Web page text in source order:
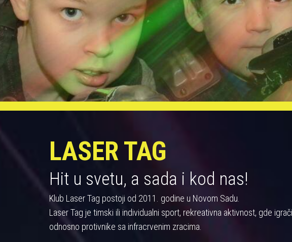
LASER TAG
Hit u svetu, a sada i kod nas!
Klub Laser Tag postoji od 2011. godine u Novom Sadu.
Laser Tag je timski ili individualni sport, rekreativna aktivnost, gde
odnosno protivnike sa infracrvenim zracima.